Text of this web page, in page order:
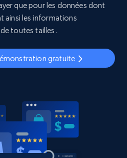
que pour les données dont
ainsi les informations
toutes tailles.
gratuite